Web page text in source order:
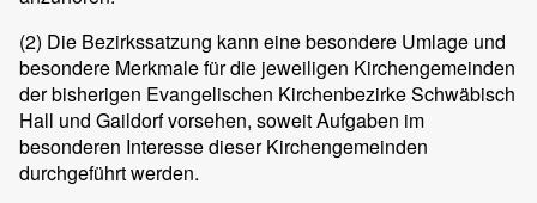
(2) Die Bezirkssatzung kann eine besondere Umlage und
besondere Merkmale für die jeweiligen Kirchengemeinden
der bisherigen Evangelischen Kirchenbezirke Schwäbisch
Hall und Gaildorf vorsehen, soweit Aufgaben im
besonderen Interesse dieser Kirchengemeinden
durchgeführt werden.